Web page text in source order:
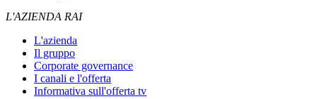
L'AZIENDA RAI
L'azienda
Il gruppo
Corporate governance
I canali e l'offerta
Informativa sull'offerta tv